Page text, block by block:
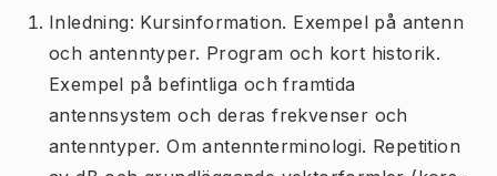
Inledning: Kursinformation. Exempel på antenn
och antenntyper. Program och kort historik.
Exempel på befintliga och framtida
antennsystem och deras frekvenser och
antenntyper. Om antennterminologi. Repetition